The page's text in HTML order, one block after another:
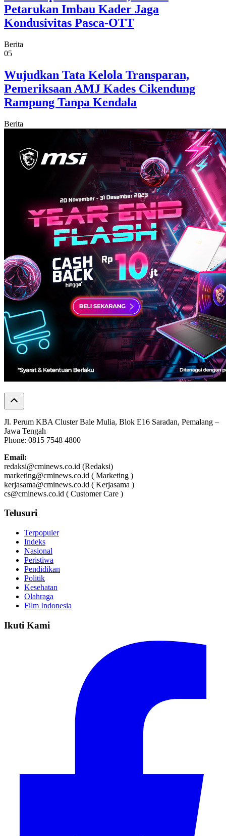
Petarukan Imbau Kader Jaga
Kondusivitas Pasca-OTT
Berita
05
Wujudkan Tata Kelola Transparan,
Pemeriksaan AMJ Kades Cikendung
Rampung Tanpa Kendala
Berita
Jl. Perum KBA Cluster Bale Mulia, Blok E16 Saradan, Pemalang –
Jawa Tengah
Phone: 0815 7548 4800
Email:
redaksi@cminews.co.id (Redaksi)
marketing@cminews.co.id ( Marketing )
kerjasama@cminews.co.id ( Kerjasama )
cs@cminews.co.id ( Customer Care )
Telusuri
Terpopuler
Indeks
Nasional
Peristiwa
Pendidikan
Politik
Kesehatan
Olahraga
Film Indonesia
Ikuti Kami